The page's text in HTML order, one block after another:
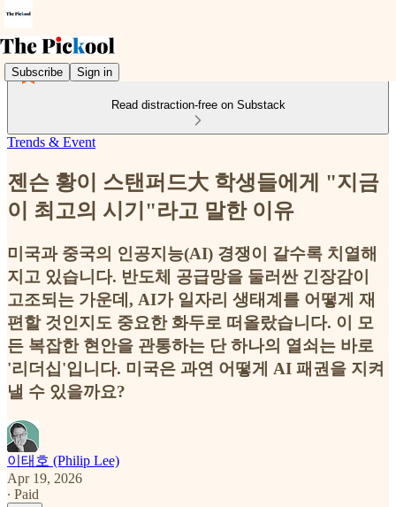
Subscribe Sign in
Read distraction-free on Substack
Trends & Event
젠슨 황이 스탠퍼드大 학생들에게 "지금
이 최고의 시기"라고 말한 이유
미국과 중국의 인공지능(AI) 경쟁이 갈수록 치열해
지고 있습니다. 반도체 공급망을 둘러싼 긴장감이
고조되는 가운데, AI가 일자리 생태계를 어떻게 재
편할 것인지도 중요한 화두로 떠올랐습니다. 이 모
든 복잡한 현안을 관통하는 단 하나의 열쇠는 바로
'리더십'입니다. 미국은 과연 어떻게 AI 패권을 지켜
낼 수 있을까요?
이태호 (Philip Lee)
Apr 19, 2026
∙ Paid